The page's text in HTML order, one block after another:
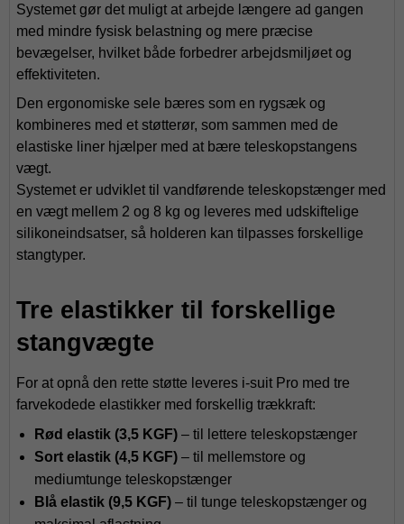
Systemet gør det muligt at arbejde længere ad gangen
med mindre fysisk belastning og mere præcise
bevægelser, hvilket både forbedrer arbejdsmiljøet og
effektiviteten.
Den ergonomiske sele bæres som en rygsæk og
kombineres med et støtterør, som sammen med de
elastiske liner hjælper med at bære teleskopstangens
vægt.
Systemet er udviklet til vandførende teleskopstænger med
en vægt mellem 2 og 8 kg og leveres med udskiftelige
silikoneindsatser, så holderen kan tilpasses forskellige
stangtyper.
Tre elastikker til forskellige
stangvægte
For at opnå den rette støtte leveres i-suit Pro med tre
farvekodede elastikker med forskellig trækkraft:
Rød elastik (3,5 KGF) – til lettere teleskopstænger
Sort elastik (4,5 KGF) – til mellemstore og
mediumtunge teleskopstænger
Blå elastik (9,5 KGF) – til tunge teleskopstænger og